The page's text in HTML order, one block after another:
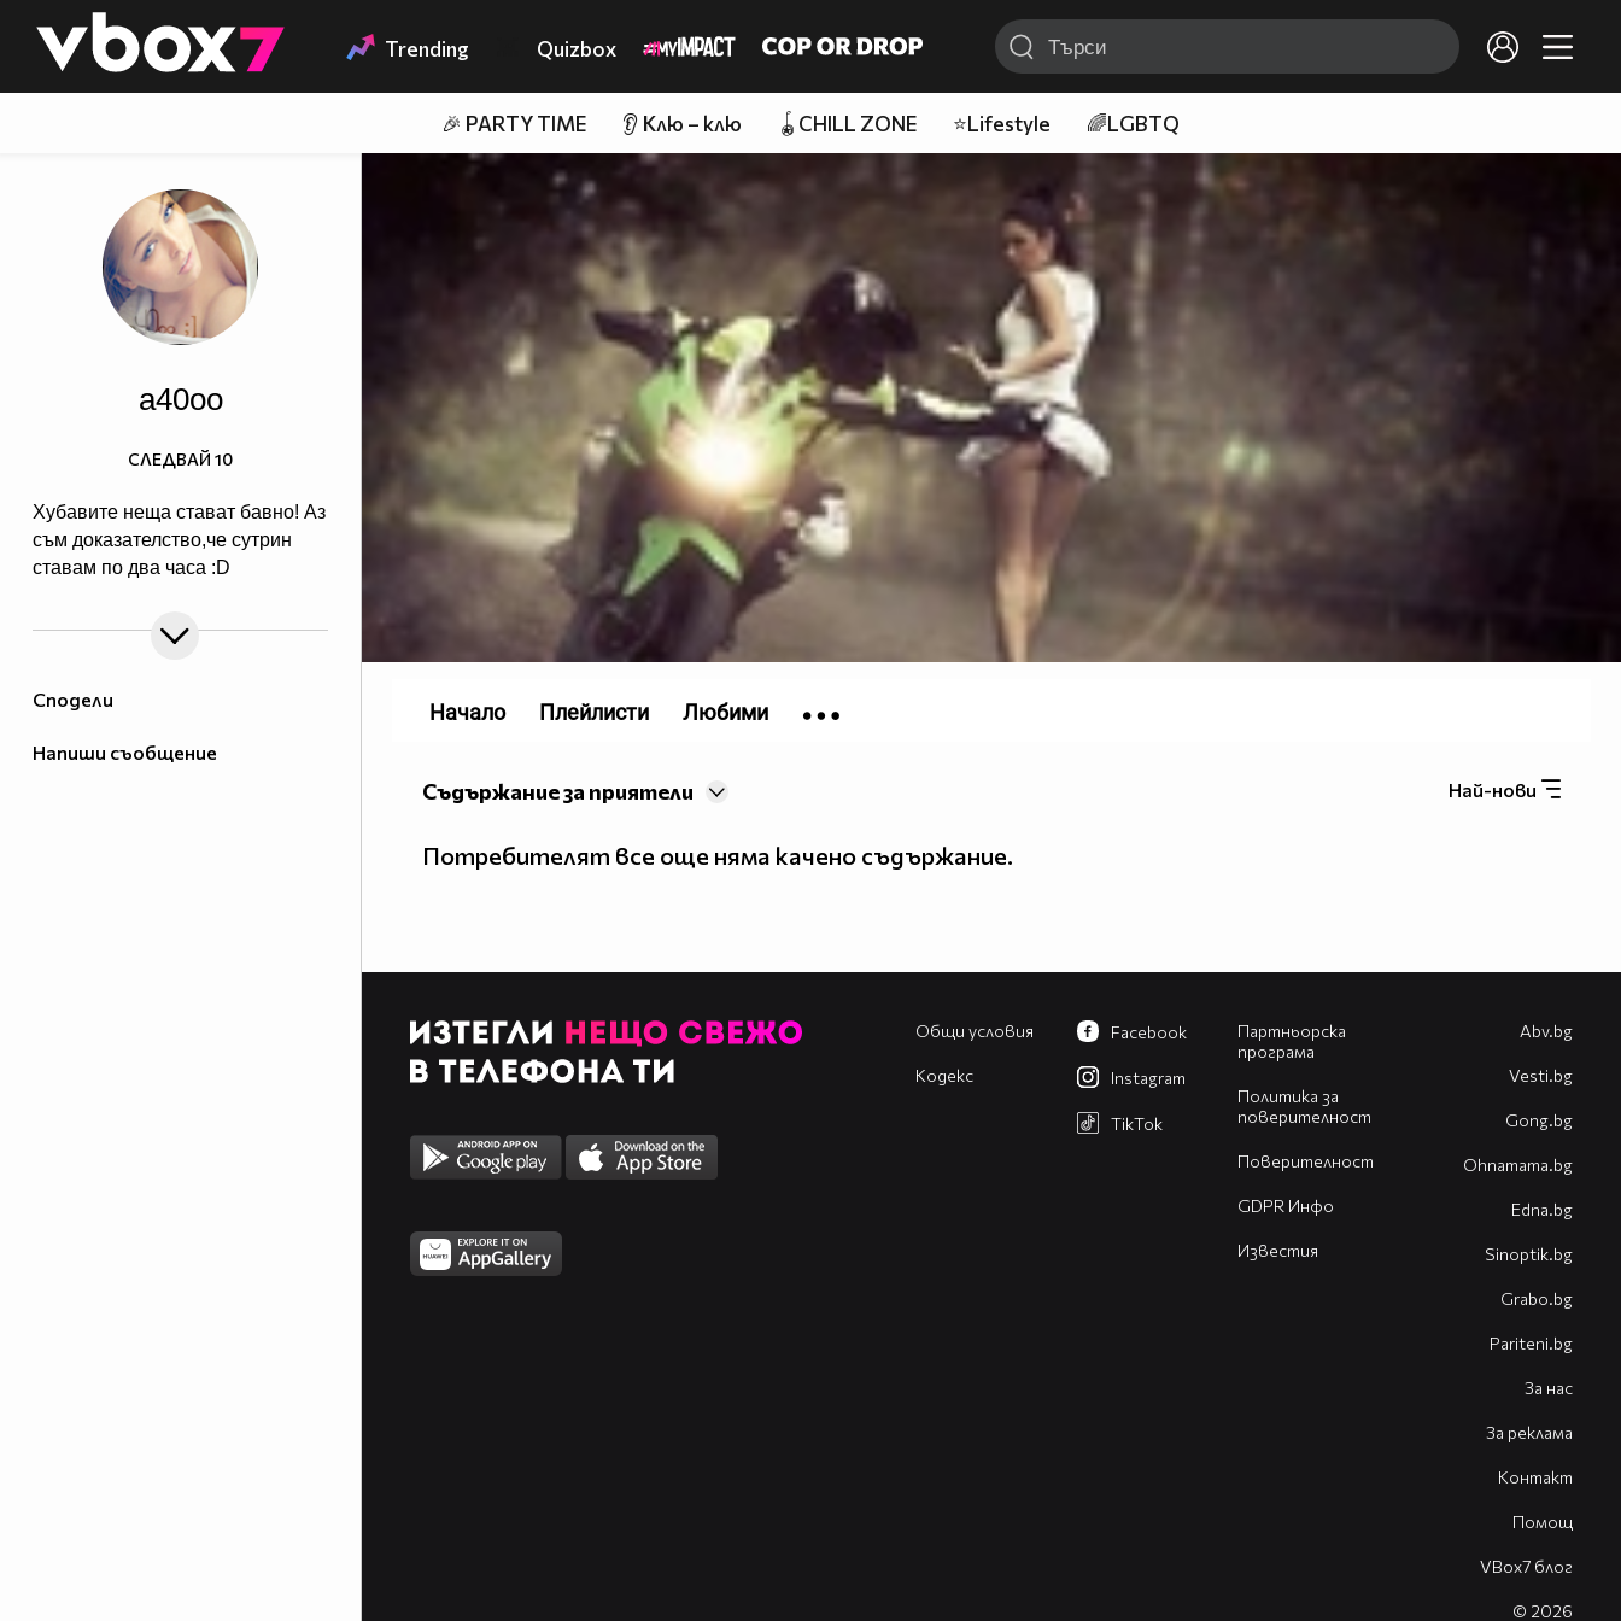
👾 Trending Quizbox
🎉 PARTY TIME 👂 Клю – клю 🪀CHILL ZONE ⭐Lifestyle 🌈LGBTQ
Сподели
Напиши съобщение
a40oo
Хубавите неща стават бавно! Аз
съм доказателство,че сутрин
ставам по два часа :D
СЛЕДВАЙ 10
Най-нови
Съдържание за приятели
Потребителят все още няма качено съдържание.
Начало Плейлисти Любими
Общи условия
Кодекс
Партньорска
програма
Политика за
поверителност
Поверителност
GDPR Инфо
Известия
Facebook
Instagram
TikTok
Abv.bg
Vesti.bg
Gong.bg
Оhnamama.bg
Edna.bg
Sinoptik.bg
Grabo.bg
Pariteni.bg
За нас
За реклама
Контакт
Помощ
VBox7 блог
© 2026